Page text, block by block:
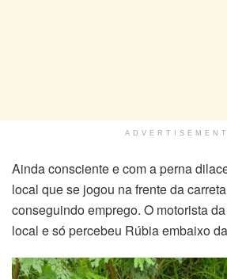
ADVERTISEMENT
Ainda consciente e com a perna
local que se jogou na frente da
conseguindo emprego. O motorista
local e só percebeu Rúbia embaixo